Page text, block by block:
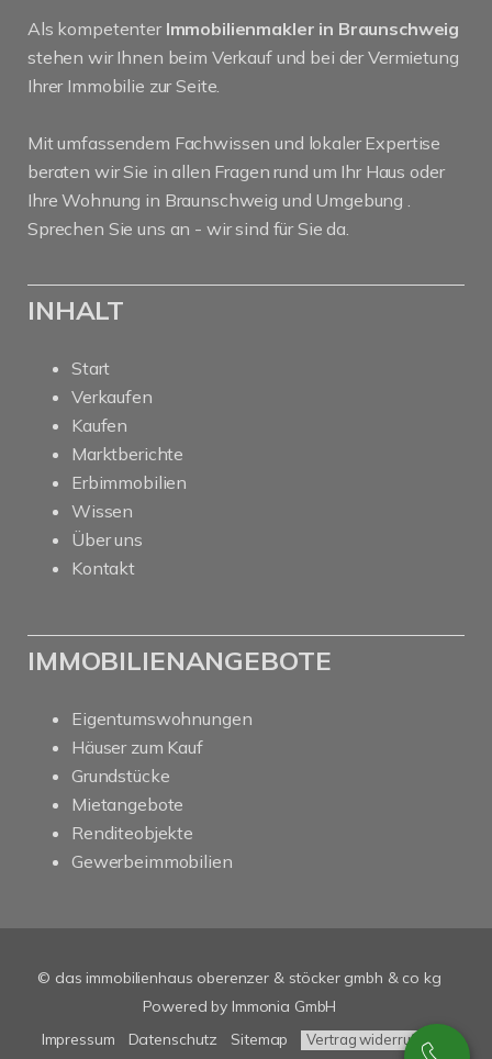
Als kompetenter Immobilienmakler in Braunschweig
stehen wir Ihnen beim Verkauf und bei der Vermietung
Ihrer Immobilie zur Seite.
Mit umfassendem Fachwissen und lokaler Expertise
beraten wir Sie in allen Fragen rund um Ihr Haus oder
Ihre Wohnung in Braunschweig und Umgebung .
Sprechen Sie uns an - wir sind für Sie da.
INHALT
Start
Verkaufen
Kaufen
Marktberichte
Erbimmobilien
Wissen
Über uns
Kontakt
IMMOBILIENANGEBOTE
Eigentumswohnungen
Häuser zum Kauf
Grundstücke
Mietangebote
Renditeobjekte
Gewerbeimmobilien
© das immobilienhaus oberenzer & stöcker gmbh & co kg
Powered by Immonia GmbH
Impressum
Datenschutz Sitemap Vertrag widerrufen